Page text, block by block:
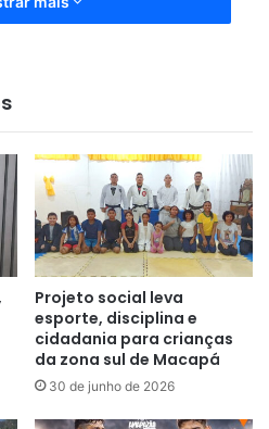
Barbosa, o que contribuiu
duro para
torneio e estamos
nossas
grande
testar nosso
e competir
diferentes
Projeto social leva
esporte, disciplina e
cidadania para crianças
da zona sul de Macapá
30 de junho de 2026